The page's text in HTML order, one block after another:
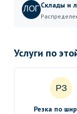
ЛОГ Склады и
Услуги по
РЗ
Резка по